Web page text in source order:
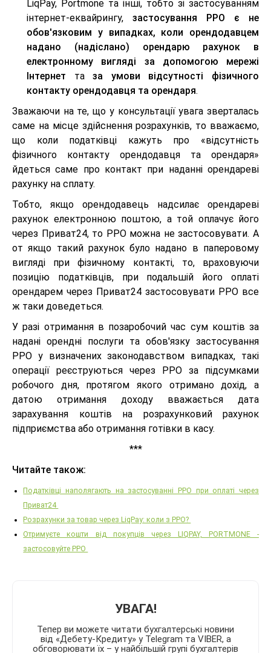
LiqPay, Portmone та інші, тобто зі застосуванням
інтернет-еквайрингу, застосування РРО є не
обов'язковим у випадках, коли орендодавцем
надано (надіслано) орендарю рахунок в
електронному вигляді за допомогою мережі
Інтернет таза умови відсутності фізичного
контакту орендодавця та орендаря.
Зважаючи на те, що у консультації увага зверталась
саме на місце здійснення розрахунків, то вважаємо,
що коли податківці кажуть про «відсутність
фізичного контакту орендодавця та орендаря»
йдеться саме про контакт при наданні орендареві
рахунку на сплату.
Тобто, якщо орендодавець надсилає орендареві
рахунок електронною поштою, а той оплачує його
через Приват24, то РРО можна не застосовувати. А
от якщо такий рахунок було надано в паперовому
вигляді при фізичному контакті, то, враховуючи
позицію податківців, при подальшій його оплаті
орендарем через Приват24 застосовувати РРО все
ж таки доведеться.
У разі отримання в позаробочий час сум коштів за
надані орендні послуги та обов'язку застосування
РРО у визначених законодавством випадках, такі
операції реєструються через РРО за підсумками
робочого дня, протягом якого отримано дохід, а
датою отримання доходу вважається дата
зарахування коштів на розрахунковий рахунок
підприємства або отримання готівки в касу.
***
Читайте також:
Податківці наполягають на застосуванні РРО при оплаті через
Приват24
Розрахунки за товар через LiqPay: коли з РРО?
Отримуєте кошти від покупців через LIQPAY, PORTMONE -
застосовуйте РРО
УВАГА!
Тепер ви можете читати бухгалтерські новини
від «Дебету-Кредиту» у Telegram та VIBER, а
обговорювати їх – у найбільшій групі бухгалтерів